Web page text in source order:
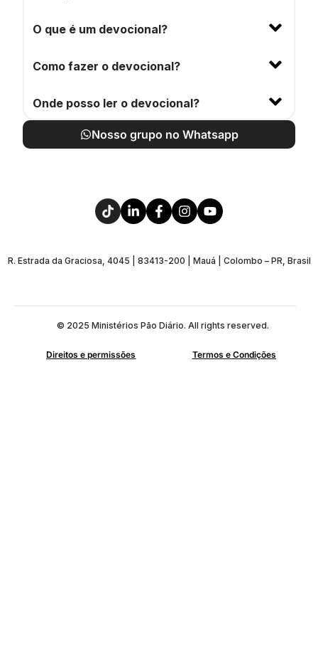
O que é um devocional?
Como fazer o devocional?
Onde posso ler o devocional?
Nosso grupo no Whatsapp
R. Estrada da Graciosa, 4045 | 83413-200 | Mauá | Colombo – PR, Brasil
© 2025 Ministérios Pão Diário. All rights reserved.
Direitos e permissões Termos e Condições